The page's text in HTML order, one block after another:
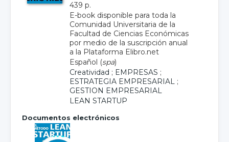
439 p.
E-book disponible para toda la
Comunidad Universitaria de la
Facultad de Ciencias Económicas
por medio de la suscripción anual
a la Plataforma Elibro.net
Español (spa)
Creatividad ; EMPRESAS ;
ESTRATEGIA EMPRESARIAL ;
GESTION EMPRESARIAL
LEAN STARTUP
Documentos electrónicos